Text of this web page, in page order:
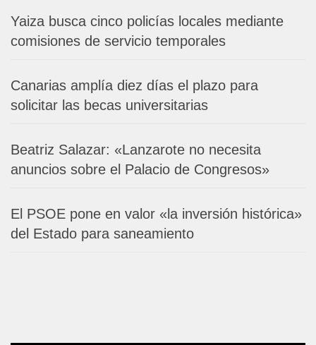
Yaiza busca cinco policías locales mediante
comisiones de servicio temporales
Canarias amplía diez días el plazo para
solicitar las becas universitarias
Beatriz Salazar: «Lanzarote no necesita
anuncios sobre el Palacio de Congresos»
El PSOE pone en valor «la inversión histórica»
del Estado para saneamiento